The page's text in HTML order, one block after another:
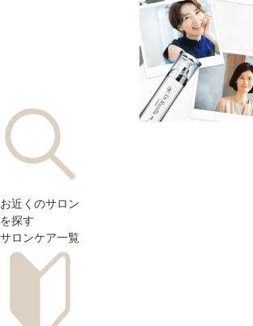
お近くのサロン
を探す
サロンケア一覧